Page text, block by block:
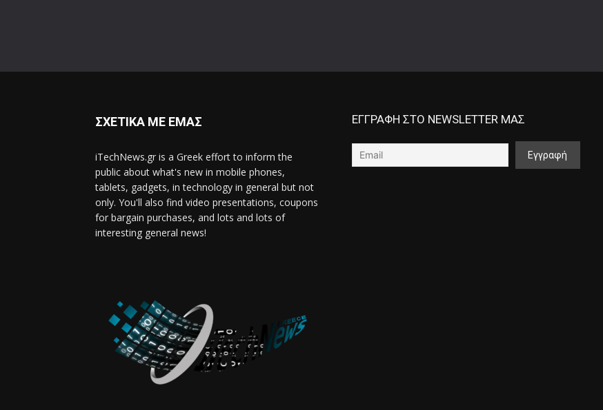
ΣΧΕΤΙΚΑ ΜΕ ΕΜΑΣ
iTechNews.gr is a Greek effort to inform the
public about what's new in mobile phones,
tablets, gadgets, in technology in general but not
only. You'll also find video presentations, coupons
for bargain purchases, and lots and lots of
interesting general news!
ΕΓΓΡΑΦΗ ΣΤΟ NEWSLETTER ΜΑΣ